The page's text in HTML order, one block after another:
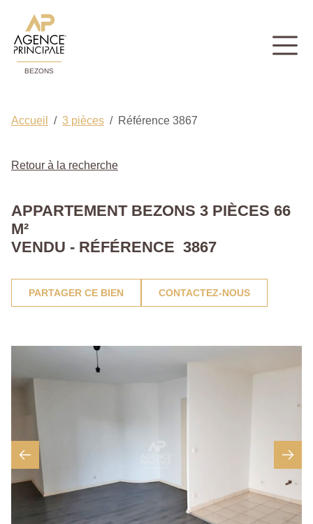
BEZONS
Accueil 3 pièces Référence 3867
Retour à la recherche
APPARTEMENT BEZONS 3 PIÈCES 66
M²
VENDU - RÉFÉRENCE 3867
PARTAGER CE BIEN CONTACTEZ-NOUS